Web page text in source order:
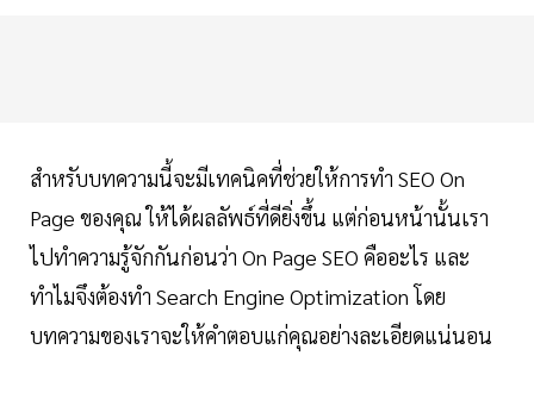
สำหรับบทความนี้จะมีเทคนิคที่ช่วยให้การทำ SEO On
Page ของคุณ ให้ได้ผลลัพธ์ที่ดียิ่งขึ้น แต่ก่อนหน้านั้นเรา
ไปทำความรู้จักกันก่อนว่า On Page SEO คืออะไร และ
ทำไมจึงต้องทำ Search Engine Optimization โดย
บทความของเราจะให้คำตอบแก่คุณอย่างละเอียดแน่นอน